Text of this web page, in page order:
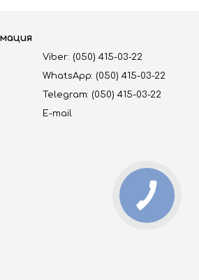
Viber: (050) 415-03-22
WhatsApp: (050) 415-03-22
Telegram: (050) 415-03-22
E-mail